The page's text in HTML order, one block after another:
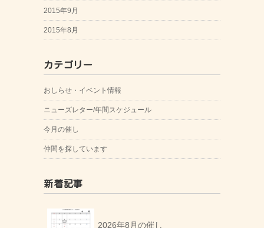
2015年9月
2015年8月
カテゴリー
おしらせ・イベント情報
ニューズレター/年間スケジュール
今月の催し
仲間を探しています
新着記事
2026年8月の催し